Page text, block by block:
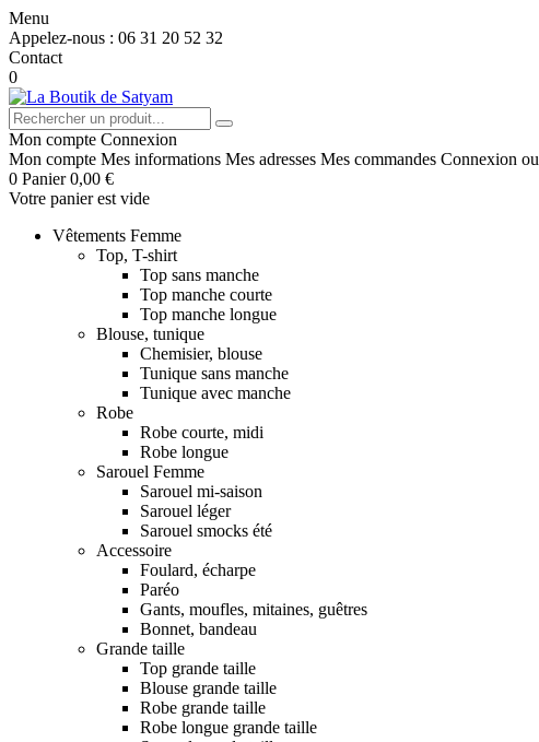
Menu
Appelez-nous : 06 31 20 52 32
Contact
0
Mon compte Connexion
Mon compte Mes informations Mes adresses Mes commandes Connexion ou
0 Panier 0,00 €
Votre panier est vide
Vêtements Femme
Top, T-shirt
Top sans manche
Top manche courte
Top manche longue
Blouse, tunique
Chemisier, blouse
Tunique sans manche
Tunique avec manche
Robe
Robe courte, midi
Robe longue
Sarouel Femme
Sarouel mi-saison
Sarouel léger
Sarouel smocks été
Accessoire
Foulard, écharpe
Paréo
Gants, moufles, mitaines, guêtres
Bonnet, bandeau
Grande taille
Top grande taille
Blouse grande taille
Robe grande taille
Robe longue grande taille